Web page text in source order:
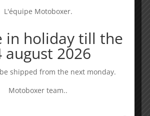
L'équipe Motoboxer.
in holiday till the
august 2026
shipped from the next monday.
Motoboxer team..